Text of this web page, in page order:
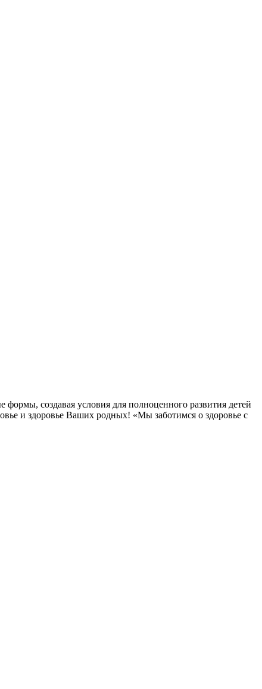
создавая условия для полноценного развития детей
и здоровье Ваших родных! «Мы заботимся о здоровье с